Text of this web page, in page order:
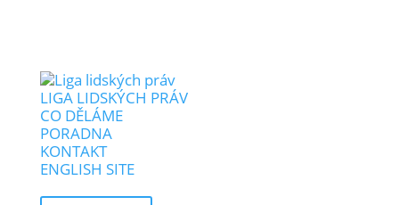
LIGA LIDSKÝCH PRÁV
CO DĚLÁME
PORADNA
KONTAKT
ENGLISH SITE